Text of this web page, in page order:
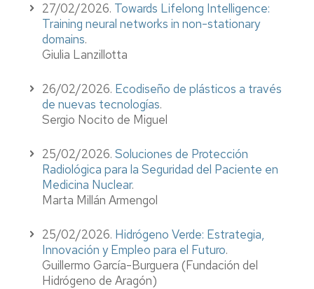
27/02/2026. Towards Lifelong Intelligence:
Training neural networks in non-stationary
domains.
Giulia Lanzillotta
26/02/2026. Ecodiseño de plásticos a través
de nuevas tecnologías.
Sergio Nocito de Miguel
25/02/2026. Soluciones de Protección
Radiológica para la Seguridad del Paciente en
Medicina Nuclear.
Marta Millán Armengol
25/02/2026. Hidrógeno Verde: Estrategia,
Innovación y Empleo para el Futuro.
Guillermo García-Burguera (Fundación del
Hidrógeno de Aragón)